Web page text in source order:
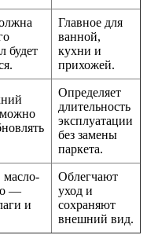
будет
Главное для
ванной,
кухни и
прихожей.
Определяет
длительность
эксплуатации
без замены
паркета.
—
и
Облегчают
уход и
сохраняют
внешний вид.